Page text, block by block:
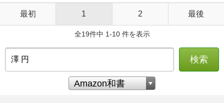
最初 1 2 最後
全19件中 1-10 件を表示
検索